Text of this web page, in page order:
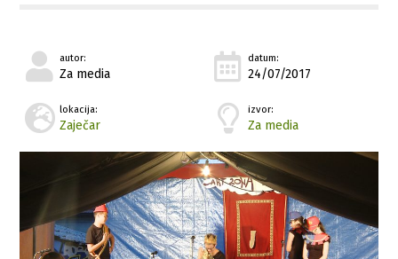
autor:
Za media
datum:
24/07/2017
lokacija:
Zaječar
izvor:
Za media